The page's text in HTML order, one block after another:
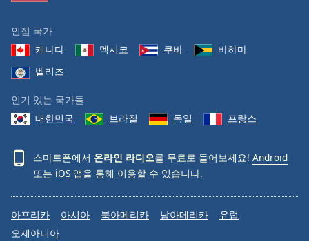
인접 국가
캐나다
멕시코 쿠바
바하마
벨리즈
인기 있는 국가들
대한민국
브라질 독일 프랑스
스마트폰에서 온라인 라디오를 무료로 들어보세요! Android
또는 iOS 앱을 통해 이용할 수 있습니다.
아프리카 아시아 북아메리카 남아메리카
유럽
오세아니아